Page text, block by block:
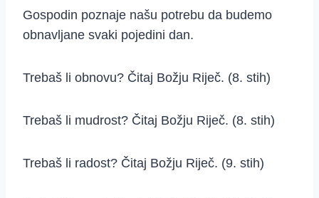
Gospodin poznaje našu potrebu da budemo
obnavljane svaki pojedini dan.
Trebaš li obnovu? Čitaj Božju Riječ. (8. stih)
Trebaš li mudrost? Čitaj Božju Riječ. (8. stih)
Trebaš li radost? Čitaj Božju Riječ. (9. stih)